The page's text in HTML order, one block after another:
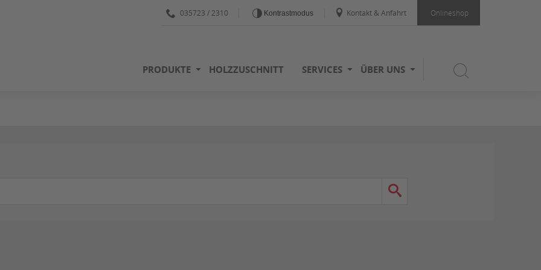
035723 / 2310 Kontrastmodus Kontakt & Anfahrt Onlineshop
PRODUKTE HOLZZUSCHNITT SERVICES ÜBER UNS